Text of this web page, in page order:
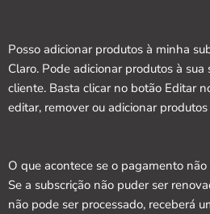
Posso adicionar produtos à minha
Claro. Pode adicionar produtos à
cliente. Basta clicar no botão Editar
editar, remover ou adicionar produtos
O que acontece se o pagamento
Se a subscrição não puder ser
não pode ser processado, receberá